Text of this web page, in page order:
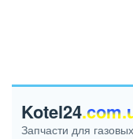
Kotel24
Запчасти для